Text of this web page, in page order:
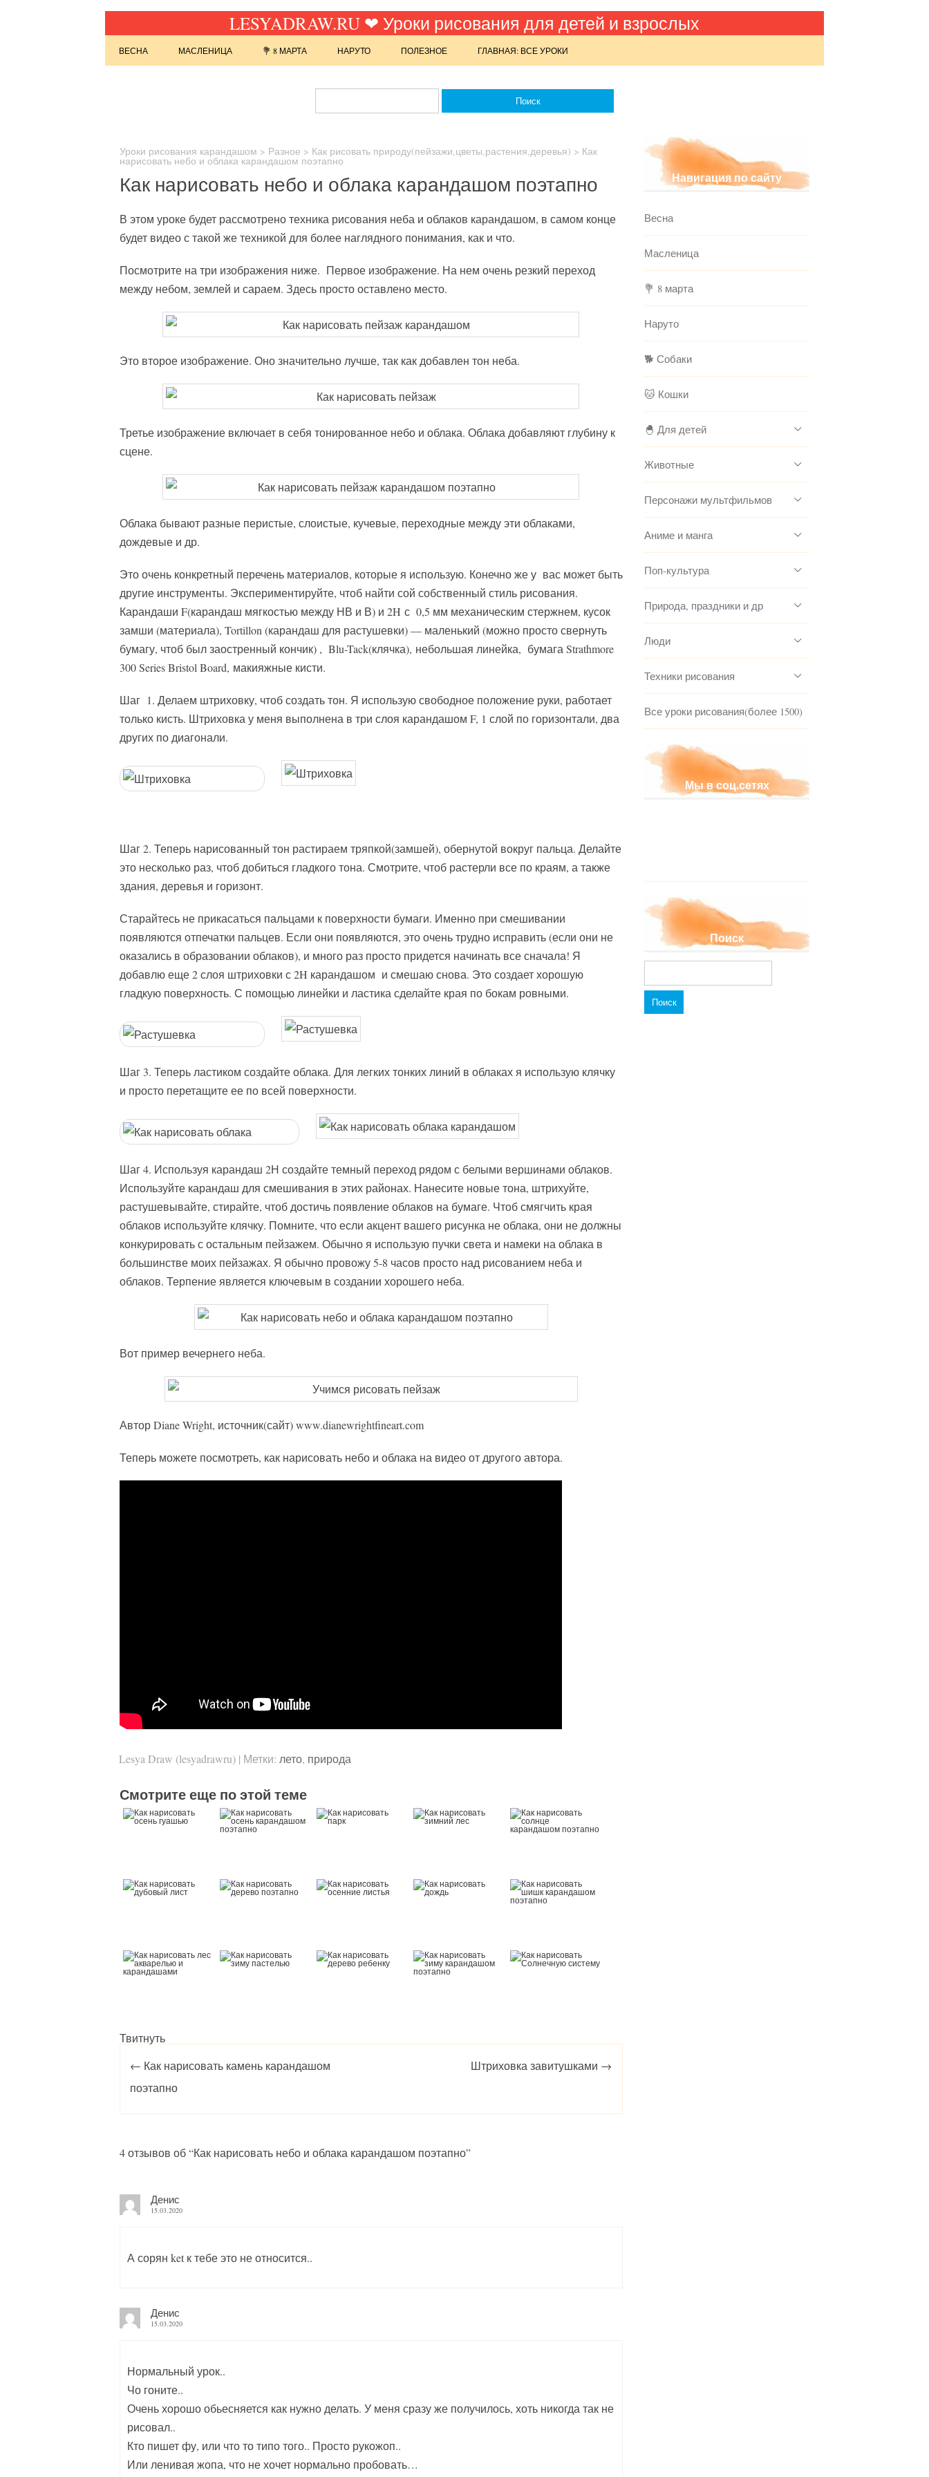
LESYADRAW.RU ❤ Уроки рисования для детей и взрослых
ВЕСНА МАСЛЕНИЦА 💐 8 МАРТА НАРУТО ПОЛЕЗНОЕ ГЛАВНАЯ: ВСЕ УРОКИ
Уроки рисования карандашом > Разное > Как рисовать природу(пейзажи,цветы,растения,деревья) > Как
нарисовать небо и облака карандашом поэтапно
Как нарисовать небо и облака карандашом поэтапно
В этом уроке будет рассмотрено техника рисования неба и облаков карандашом, в самом конце
будет видео с такой же техникой для более наглядного понимания, как и что.
Посмотрите на три изображения ниже. Первое изображение. На нем очень резкий переход
между небом, землей и сараем. Здесь просто оставлено место.
Это второе изображение. Оно значительно лучше, так как добавлен тон неба.
Третье изображение включает в себя тонированное небо и облака. Облака добавляют глубину к
сцене.
Облака бывают разные перистые, слоистые, кучевые, переходные между эти облаками,
дождевые и др.
Это очень конкретный перечень материалов, которые я использую. Конечно же у вас может быть
другие инструменты. Экспериментируйте, чтоб найти сой собственный стиль рисования.
Карандаши F(карандаш мягкостью между НВ и В) и 2H с 0,5 мм механическим стержнем, кусок
замши (материала), Tortillon (карандаш для растушевки) — маленький (можно просто свернуть
бумагу, чтоб был заостренный кончик) , Blu-Tack(клячка), небольшая линейка, бумага Strathmore
300 Series Bristol Board, макияжные кисти.
Шаг 1. Делаем штриховку, чтоб создать тон. Я использую свободное положение руки, работает
только кисть. Штриховка у меня выполнена в три слоя карандашом F, 1 слой по горизонтали, два
других по диагонали.
Шаг 2. Теперь нарисованный тон растираем тряпкой(замшей), обернутой вокруг пальца. Делайте
это несколько раз, чтоб добиться гладкого тона. Смотрите, чтоб растерли все по краям, а также
здания, деревья и горизонт.
Старайтесь не прикасаться пальцами к поверхности бумаги. Именно при смешивании
появляются отпечатки пальцев. Если они появляются, это очень трудно исправить (если они не
оказались в образовании облаков), и много раз просто придется начинать все сначала! Я
добавлю еще 2 слоя штриховки с 2H карандашом и смешаю снова. Это создает хорошую
гладкую поверхность. С помощью линейки и ластика сделайте края по бокам ровными.
Шаг 3. Теперь ластиком создайте облака. Для легких тонких линий в облаках я использую клячку
и просто перетащите ее по всей поверхности.
Шаг 4. Используя карандаш 2Н создайте темный переход рядом с белыми вершинами облаков.
Используйте карандаш для смешивания в этих районах. Нанесите новые тона, штрихуйте,
растушевывайте, стирайте, чтоб достичь появление облаков на бумаге. Чтоб смягчить края
облаков используйте клячку. Помните, что если акцент вашего рисунка не облака, они не должны
конкурировать с остальным пейзажем. Обычно я использую пучки света и намеки на облака в
большинстве моих пейзажах. Я обычно провожу 5-8 часов просто над рисованием неба и
облаков. Терпение является ключевым в создании хорошего неба.
Вот пример вечернего неба.
Автор Diane Wright, источник(сайт) www.dianewrightfineart.com
Теперь можете посмотреть, как нарисовать небо и облака на видео от другого автора.
Lesya Draw (lesyadrawru) | Метки: лето, природа
Смотрите еще по этой теме
Твитнуть
Post navigation
← Как нарисовать камень карандашом
поэтапно
Штриховка завитушками →
4 отзывов об “Как нарисовать небо и облака карандашом поэтапно”
Денис
15.03.2020
А сорян ket к тебе это не относится..
Денис
15.03.2020
Нормальный урок..
Чо гоните..
Очень хорошо обьесняется как нужно делать. У меня сразу же получилось, хоть никогда так не
рисовал..
Кто пишет фу, или что то типо того.. Просто рукожоп..
Или ленивая жопа, что не хочет нормально пробовать…
Навигация по сайту
Весна
Масленица
💐 8 марта
Наруто
🐕 Собаки
🐱 Кошки
🐣 Для детей
Животные
Персонажи мультфильмов
Аниме и манга
Поп-культура
Природа, праздники и др
Люди
Техники рисования
Все уроки рисования(более 1500)
Мы в соц.сетях
Поиск